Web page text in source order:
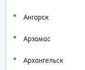
Ангарск
Арзамас
Архангельск